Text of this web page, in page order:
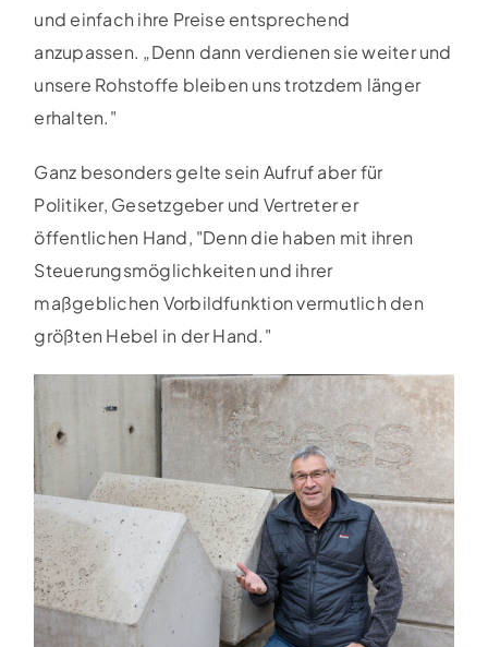
und einfach ihre Preise entsprechend
anzupassen. „Denn dann verdienen sie weiter und
unsere Rohstoffe bleiben uns trotzdem länger
erhalten."
Ganz besonders gelte sein Aufruf aber für
Politiker, Gesetzgeber und Vertreter er
öffentlichen Hand, "Denn die haben mit ihren
Steuerungsmöglichkeiten und ihrer
maßgeblichen Vorbildfunktion vermutlich den
größten Hebel in der Hand."